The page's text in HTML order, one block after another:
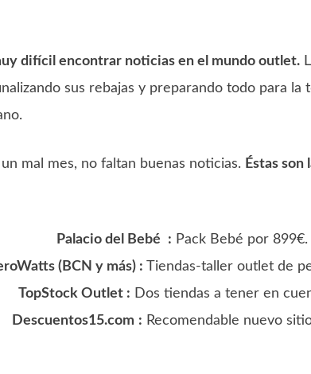
difícil encontrar noticias en el mundo outlet.
sus rebajas y preparando todo para la
mal mes, no faltan buenas noticias. Éstas
Palacio del Bebé : Pack Bebé por
(BCN y más) :Tiendas-taller outlet de
TopStock Outlet : Dos tiendas a tener en
Descuentos15.com : Recomendable nuevo